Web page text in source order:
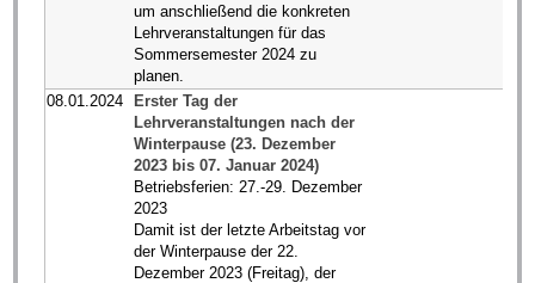
um anschließend die konkreten
Lehrveranstaltungen für das
Sommersemester 2024 zu
planen.
08.01.2024
Erster Tag der
Lehrveranstaltungen nach der
Winterpause (23. Dezember
2023 bis 07. Januar 2024)
Betriebsferien: 27.-29. Dezember
2023
Damit ist der letzte Arbeitstag vor
der Winterpause der 22.
Dezember 2023 (Freitag), der